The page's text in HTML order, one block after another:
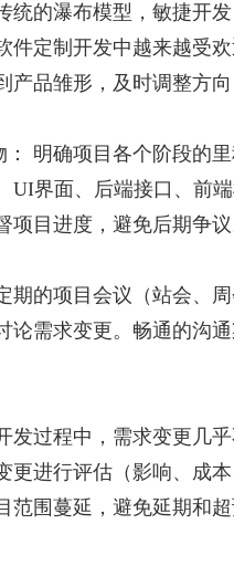
统的瀑布模型，敏捷开发
件定制开发中越来越受
产品雏形，及时调整方
明确项目各个阶段的
UI界面、后端接口、前
项目进度，避免后期争
期的项目会议（站会、
论需求变更。畅通的沟
发过程中，需求变更几
更进行评估（影响、成
范围蔓延，避免延期和